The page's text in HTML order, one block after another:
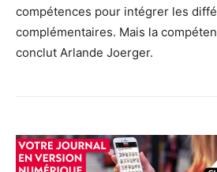
compétences pour intégrer les
complémentaires. Mais la
conclut Arlande Joerger.